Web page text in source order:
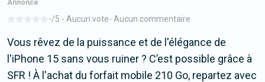
-/5 - Aucun vote- Aucun commentaire
Vous rêvez de la puissance et de l'élégance de
l'iPhone 15 sans vous ruiner ? C’est possible grâce à
SFR ! À l'achat du forfait mobile 210 Go, repartez avec